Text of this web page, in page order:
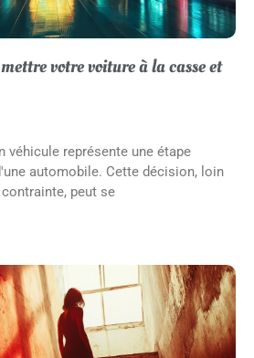
votre voiture à la casse et
véhicule représente une étape
automobile. Cette décision, loin
peut se